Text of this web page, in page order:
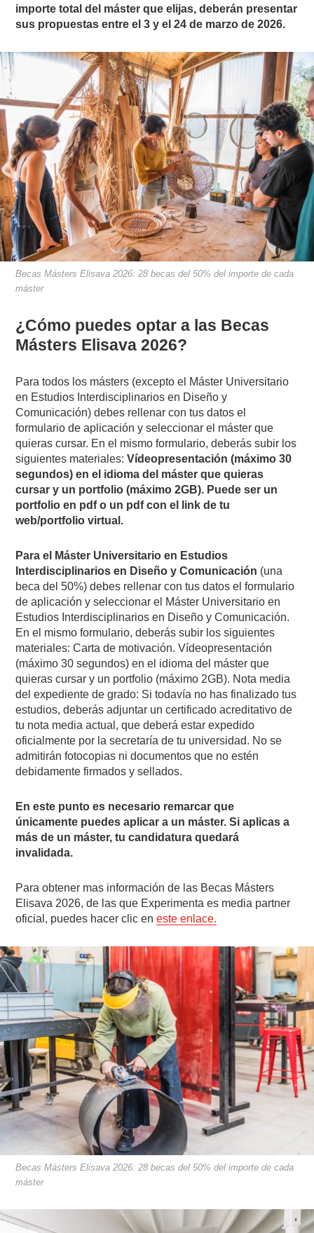
importe total del máster que elijas, deberán presentar
sus propuestas entre el 3 y el 24 de marzo de 2026.
Becas Másters Elisava 2026: 28 becas del 50% del importe de cada
máster
¿Cómo puedes optar a las Becas
Másters Elisava 2026?
Para todos los másters (excepto el Máster Universitario
en Estudios Interdisciplinarios en Diseño y
Comunicación) debes rellenar con tus datos el
formulario de aplicación y seleccionar el máster que
quieras cursar. En el mismo formulario, deberás subir los
siguientes materiales:Vídeopresentación (máximo 30
segundos) en el idioma del máster que quieras
cursar y un portfolio (máximo 2GB). Puede ser un
portfolio en pdf o un pdf con el link de tu
web/portfolio virtual.
Para el Máster Universitario en Estudios
Interdisciplinarios en Diseño y Comunicación (una
beca del 50%) debes rellenar con tus datos el formulario
de aplicación y seleccionar el Máster Universitario en
Estudios Interdisciplinarios en Diseño y Comunicación.
En el mismo formulario, deberás subir los siguientes
materiales: Carta de motivación. Vídeopresentación
(máximo 30 segundos) en el idioma del máster que
quieras cursar y un portfolio (máximo 2GB). Nota media
del expediente de grado: Si todavía no has finalizado tus
estudios, deberás adjuntar un certificado acreditativo de
tu nota media actual, que deberá estar expedido
oficialmente por la secretaría de tu universidad. No se
admitirán fotocopias ni documentos que no estén
debidamente firmados y sellados.
En este punto es necesario remarcar que
únicamente puedes aplicar a un máster. Si aplicas a
más de un máster, tu candidatura quedará
invalidada.
Para obtener mas información de las Becas Másters
Elisava 2026, de las que Experimenta es media partner
oficial, puedes hacer clic eneste enlace.
Becas Másters Elisava 2026: 28 becas del 50% del importe de cada
máster